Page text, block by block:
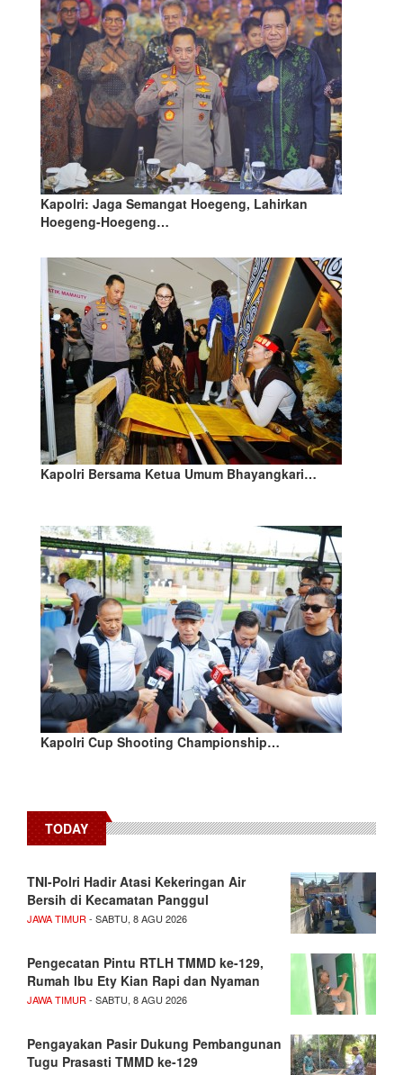
Kapolri: Jaga Semangat Hoegeng, Lahirkan
Hoegeng-Hoegeng…
Kapolri Bersama Ketua Umum Bhayangkari…
Kapolri Cup Shooting Championship…
TODAY
TNI-Polri Hadir Atasi Kekeringan Air
Bersih di Kecamatan Panggul
JAWA TIMUR- SABTU, 8 AGU 2026
Pengecatan Pintu RTLH TMMD ke-129,
Rumah Ibu Ety Kian Rapi dan Nyaman
JAWA TIMUR- SABTU, 8 AGU 2026
Pengayakan Pasir Dukung Pembangunan
Tugu Prasasti TMMD ke-129